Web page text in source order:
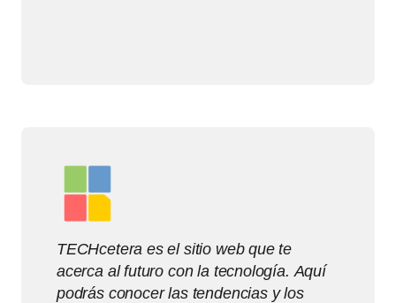
TECHcetera es el sitio web que te
acerca al futuro con la tecnología. Aquí
podrás conocer las tendencias y los